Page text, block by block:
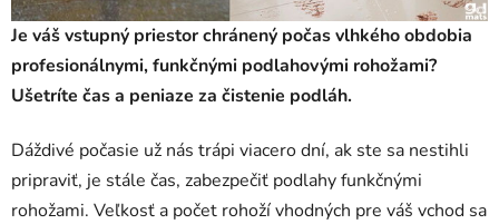
Je váš vstupný priestor chránený počas vlhkého obdobia
profesionálnymi, funkčnými podlahovými rohožami?
Ušetríte čas a peniaze za čistenie podláh.
Dáždivé počasie už nás trápi viacero dní, ak ste sa nestihli
pripraviť, je stále čas, zabezpečiť podlahy funkčnými
rohožami. Veľkosť a počet rohoží vhodných pre váš vchod sa